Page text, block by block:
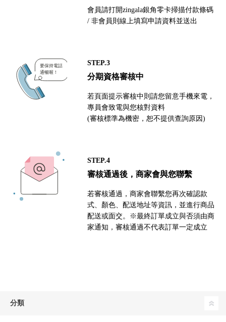
會員請打開zingala銀角零卡掃描付款條碼
/ 非會員則線上填寫申請資料並送出
STEP.3
分期資格審核中
若頁面提示審核中則請您留意手機來電，
專員會致電與您核對資料
(審核標準為機密，恕不提供查詢原因)
STEP.4
審核通過後，商家會與您聯繫
若審核通過，商家會聯繫您再次確認款
式、顏色、配送地址等資訊，並進行商品
配送或面交。※最終訂單成立與否須由商
家通知，審核通過不代表訂單一定成立
分類